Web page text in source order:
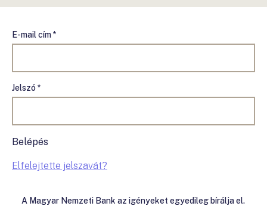
E-mail cím *
Jelszó *
Belépés
Elfelejtette jelszavát?
A Magyar Nemzeti Bank az igényeket egyedileg bírálja el.